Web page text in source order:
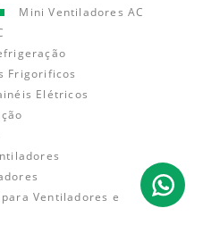
Mini Ventiladores AC
Frigorificos
Elétricos
Ventiladores e